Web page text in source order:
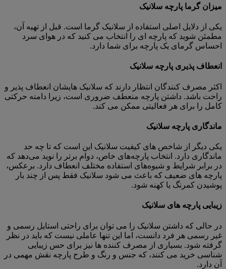
میزان گرما پارچه سلانیک
یکی از دلایل اصلی استفاده از سلانیک گرما است. قبل از تهیه آن،
مطمئن شوید که پارچه ای را انتخاب می کنید که در هوای سرد
احساس گرمای یک پارچه برای شما دارد.
انعطاف پذیری پارچه سلانیک
اکثر مصرف کنندگان انتظار دارند که سلانیک هایشان انعطاف پذیر و
راحت باشد. داشتن پارچه منعطف ضروری است، زیرا دامنه حرکتی
کامل را برای هر فعالیتی ممکن می کند.
ماندگاری پارچه سلانیک
یکی دیگر از شاخص های کیفیت سلانیک این است که تا چه حد
ماندگاری دارد. انتخاب پارچه‌های خاص، دوام برتر را نوید می‌دهد که
در برابر شرایط و شیوه‌های استفاده مختلف انعطاف دارد. برعکس،
پارچه های ضعیف که باعث می شود سلانیک فقط پس از چند بار
پوشیدن کمرنگ یا کهنه شود.
زیبایی پارچه های سلانیک
در حالی که داشتن سلانیک را می توان برای راحتی استایل رسمی و
غیر رسمی هر فرد دانست، اما این تنها عاملی نیست که باید در نظر
گرفته شود. بسیاری از مصرف کننده ها نیز برای حس زیبایی
شناسی خرید می کنند، که جنس و رنگ و طرح پارچه نقش مهمی در
آن دارد.